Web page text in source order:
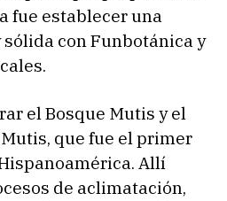
fue establecer una
con Funbotánica y
el Bosque Mutis y el
que fue el primer
Allí
de aclimatación,